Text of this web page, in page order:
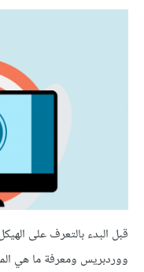
قبل البدء بالتعرف على
ووردبريس ومعرفة ما هي